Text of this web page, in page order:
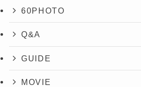
60PHOTO
Q&A
GUIDE
MOVIE